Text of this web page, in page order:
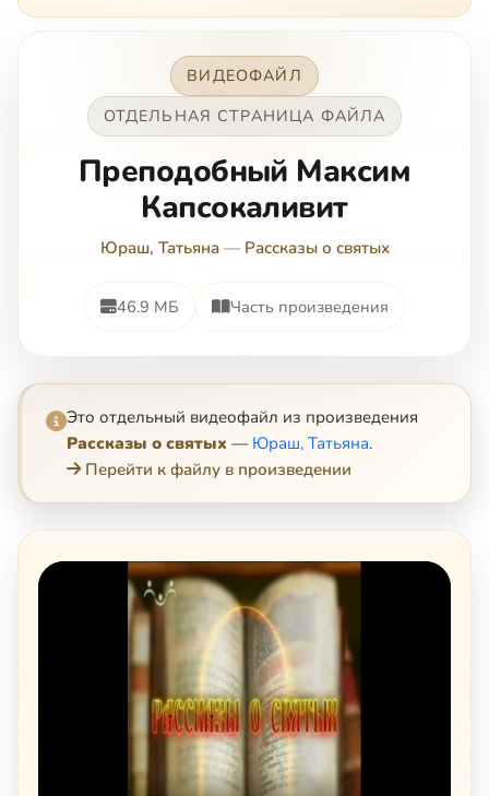
ВИДЕОФАЙЛ
ОТДЕЛЬНАЯ СТРАНИЦА ФАЙЛА
Преподобный Максим
Капсокаливит
Юраш, Татьяна— Рассказы о святых
46.9 МБ Часть произведения
Это отдельный видеофайл из произведения
Рассказы о святых — Юраш, Татьяна.
Перейти к файлу в произведении